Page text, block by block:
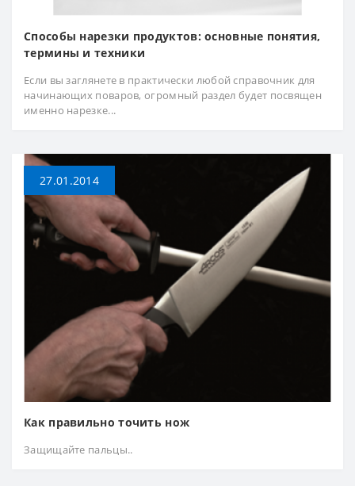
Способы нарезки продуктов: основные понятия,
термины и техники
Если вы заглянете в практически любой справочник для
начинающих поваров, огромный раздел будет посвящен
именно нарезке...
27.01.2014
Как правильно точить нож
Защищайте пальцы..